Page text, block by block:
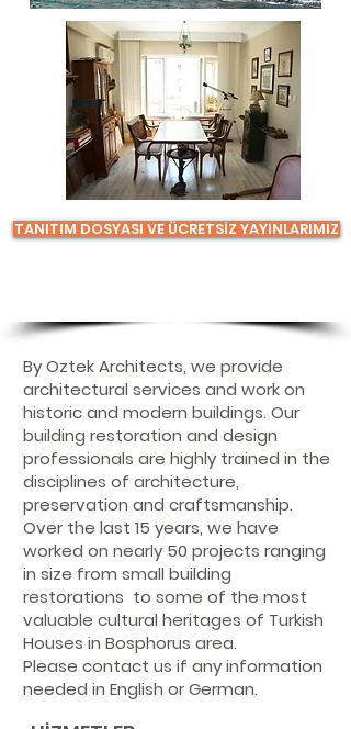
TANITIM DOSYASI VE ÜCRETSİZ YAYINLARIMIZ
By Oztek Architects, we provide
architectural services and work on
historic and modern buildings. Our
building restoration and design
professionals are highly trained in the
disciplines of architecture,
preservation and craftsmanship.
Over the last 15 years, we have
worked on nearly 50 projects ranging
in size from small building
restorations to some of the most
valuable cultural heritages of Turkish
Houses in Bosphorus area.
Please contact us if any information
needed in English or German.